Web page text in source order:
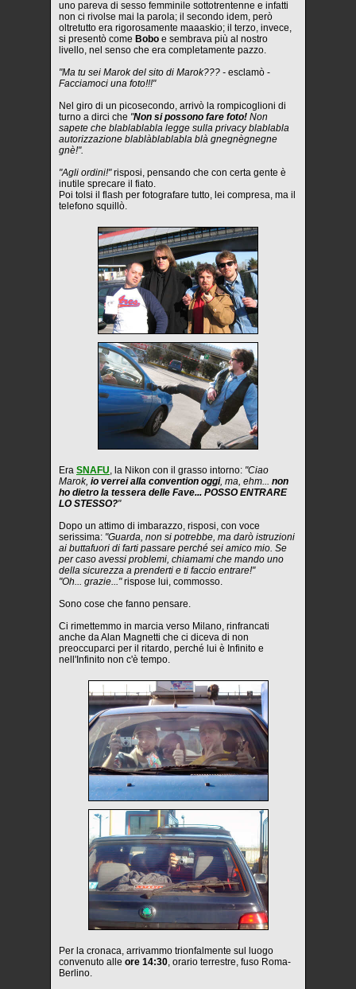
uno pareva di sesso femminile sottotrentenne e infatti
non ci rivolse mai la parola; il secondo idem, però
oltretutto era rigorosamente maaaskio; il terzo, invece,
si presentò come Bobo e sembrava più al nostro
livello, nel senso che era completamente pazzo.
"Ma tu sei Marok del sito di Marok??? - esclamò -
Facciamoci una foto!!!"
Nel giro di un picosecondo, arrivò la rompicoglioni di
turno a dirci che "Non si possono fare foto! Non
sapete che blablablabla legge sulla privacy blablabla
autorizzazione blablàblablabla blà gnegnègnegne
gnè!".
"Agli ordini!"risposi, pensando che con certa gente è
inutile sprecare il fiato.
Poi tolsi il flash per fotografare tutto, lei compresa, ma il
telefono squillò.
Era SNAFU, la Nikon con il grasso intorno: "Ciao
Marok, io verrei alla convention oggi, ma, ehm... non
ho dietro la tessera delle Fave... POSSO ENTRARE
LO STESSO?"
Dopo un attimo di imbarazzo, risposi, con voce
serissima: "Guarda, non si potrebbe, ma darò istruzioni
ai buttafuori di farti passare perché sei amico mio. Se
per caso avessi problemi, chiamami che mando uno
della sicurezza a prenderti e ti faccio entrare!"
"Oh... grazie..."rispose lui, commosso.
Sono cose che fanno pensare.
Ci rimettemmo in marcia verso Milano, rinfrancati
anche da Alan Magnetti che ci diceva di non
preoccuparci per il ritardo, perché lui è Infinito e
nell'Infinito non c'è tempo.
Per la cronaca, arrivammo trionfalmente sul luogo
convenuto alle ore 14:30, orario terrestre, fuso Roma-
Berlino.